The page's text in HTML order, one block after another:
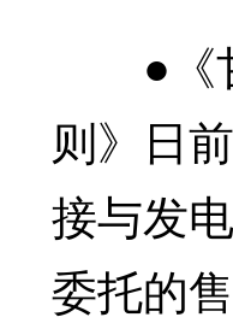
●《甘
则》日
接与发
委托的